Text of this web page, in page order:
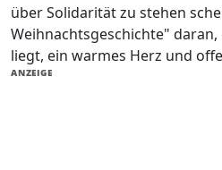
über Solidarität zu stehen
Weihnachtsgeschichte"
liegt, ein warmes Herz und
ANZEIGE